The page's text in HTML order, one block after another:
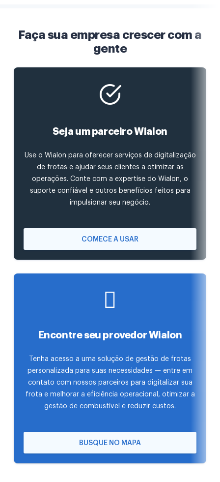
Faça sua empresa crescer com a
gente
Seja um parceiro Wialon
Use o Wialon para oferecer serviços de digitalização
de frotas e ajudar seus clientes a otimizar as
operações. Conte com a expertise do Wialon, o
suporte confiável e outros benefícios feitos para
impulsionar seu negócio.
COMECE A USAR
Encontre seu provedor Wialon
Tenha acesso a uma solução de gestão de frotas
personalizada para suas necessidades — entre em
contato com nossos parceiros para digitalizar sua
frota e melhorar a eficiência operacional, otimizar a
gestão de combustível e reduzir custos.
BUSQUE NO MAPA